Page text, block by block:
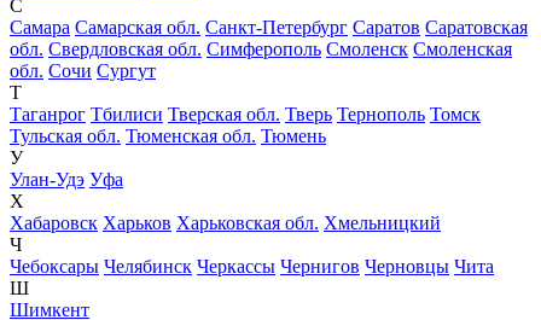
С
Самара Самарская обл. Санкт-Петербург Саратов Саратовская
обл. Свердловская обл. Симферополь Смоленск Смоленская
обл. Сочи Сургут
Т
Таганрог Тбилиси Тверская обл. Тверь Тернополь Томск
Тульская обл. Тюменская обл. Тюмень
У
Улан-Удэ Уфа
Х
Хабаровск Харьков Харьковская обл. Хмельницкий
Ч
Чебоксары Челябинск Черкассы Чернигов Черновцы Чита
Ш
Шимкент